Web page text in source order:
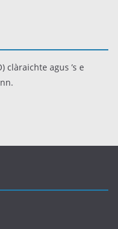
clàraichte agus ’s e